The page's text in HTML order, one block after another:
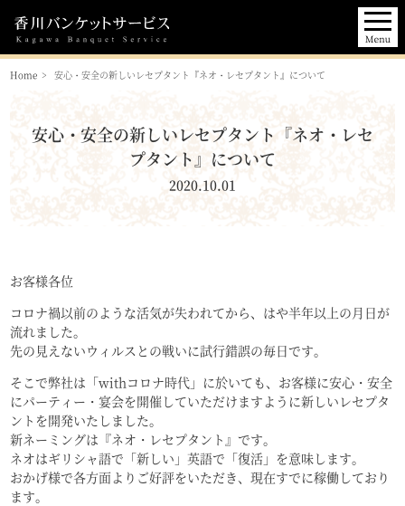
Home 安心・安全の新しいレセプタント『ネオ・レセプタント』について
安心・安全の新しいレセプタント『ネオ・レセ
プタント』について
2020.10.01
お客様各位
コロナ禍以前のような活気が失われてから、はや半年以上の月日が
流れました。
先の見えないウィルスとの戦いに試行錯誤の毎日です。
そこで弊社は「withコロナ時代」に於いても、お客様に安心・安全
にパーティー・宴会を開催していただけますように新しいレセプタ
ントを開発いたしました。
新ネーミングは『ネオ・レセプタント』です。
ネオはギリシャ語で「新しい」英語で「復活」を意味します。
おかげ様で各方面よりご好評をいただき、現在すでに稼働しており
ます。